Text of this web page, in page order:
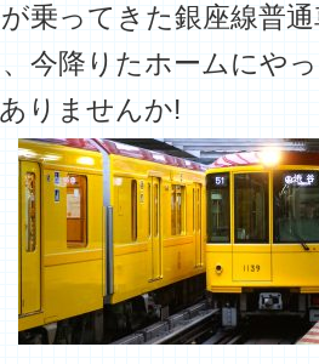
乗ってきた銀座線普
今降りたホームにや
りませんか!